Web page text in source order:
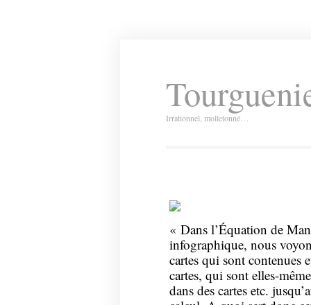
Irrationnel, molletonné…
« Dans l’Équation de
infographique, nous
cartes qui sont contenues
cartes, qui sont elles-
dans des cartes etc.